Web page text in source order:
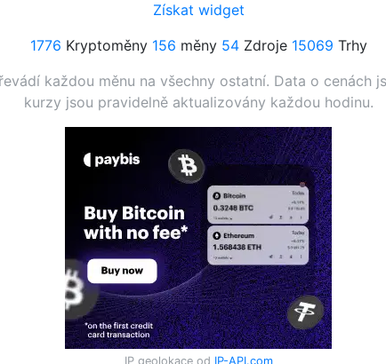
Získat widget
1776 Kryptoměny 156 měny 54Zdroje 15069 Trhy
každou měnu na všechny ostatní. Data o cenách
kurzy jsou pravidelně aktualizovány každou hodinu.
IP geolokace od IP-API.com